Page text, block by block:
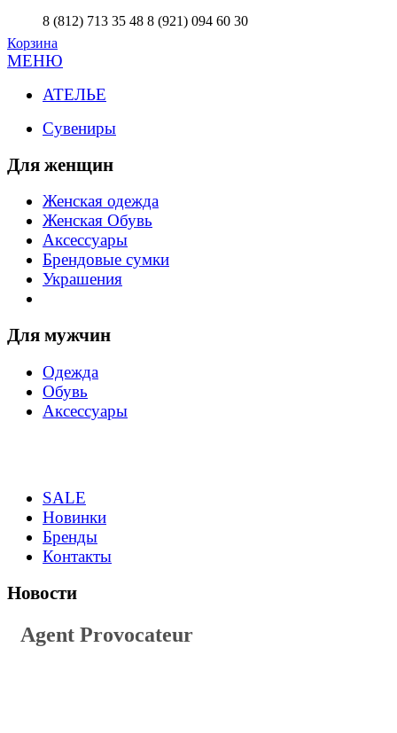
8 (812) 713 35 48 8 (921) 094 60 30
Корзина
МЕНЮ
АТЕЛЬЕ
Сувениры
Для женщин
Женская одежда
Женская Обувь
Аксессуары
Брендовые сумки
Украшения
Для мужчин
Одежда
Обувь
Аксессуары
SALE
Новинки
Бренды
Контакты
Новости
Agent Provocateur